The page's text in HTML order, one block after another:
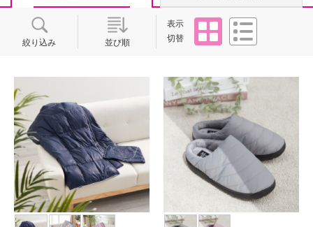
絞り込み 並び順
表示
切替
タイル